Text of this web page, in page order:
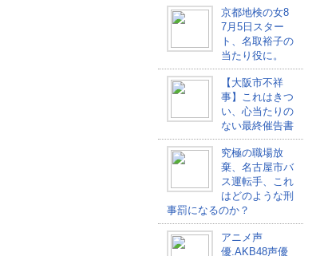
京都地検の女8
7月5日スター
ト、名取裕子の
当たり役に。
【大阪市不祥
事】これはきつ
い、心当たりの
ない最終催告書
究極の職場放
棄、名古屋市バ
ス運転手、これ
はどのような刑
事罰になるのか？
アニメ声
優.AKB48声優